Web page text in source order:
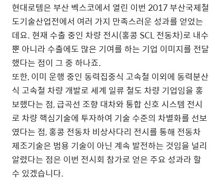
현대로템은 부산 벡스코에서 열린 이번 2017 부산국제철
도기술산업전에서 여러 가지 만족스러운 성과를 얻었는
데요. 현재 수출 중인 차량 전시(홍콩 SCL 전동차)로 내수
뿐 아니라 수출에도 많은 기여를 하는 기업 이미지를 전달
했다는 점이 그 중 하나죠.
또한, 이미 운행 중인 동력집중식 고속철 이외에 동력분산
식 고속철 차량 개발로 세계 일류 철도 차량 기업임을 홍
보했다는 점, 급곡선 조향 대차와 통합 신호 시스템 전시
로 차량 핵심기술에 투자하여 기술 수준의 차별화를 선보
였다는 점, 홍콩 전동차 비상사다리 전시를 통해 전동차
제조기술은 범용 기술이 아닌 계속 발전하는 것임을 널리
알렸다는 점은 이번 전시회 참가로 얻은 주요 성과라 할
수 있겠습니다.